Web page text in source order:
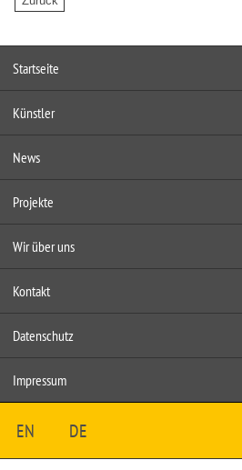
Startseite
Künstler
News
Projekte
Wir über uns
Kontakt
Datenschutz
Impressum
EN DE